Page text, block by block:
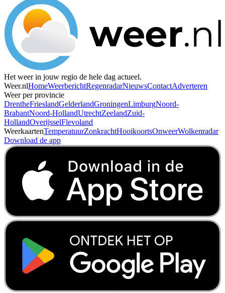
Het weer in jouw regio de hele dag actueel.
Weer.nlHomeWeerberichtRegenradarNieuwsContactAdverteren
Weer per provincie
DrentheFrieslandGelderlandGroningenLimburgNoord-
BrabantNoord-HollandUtrechtZeelandZuid-
HollandOverijsselFlevoland
WeerkaartenTemperatuurZonkrachtHooikoortsOnweerWolkenradar
Download de app